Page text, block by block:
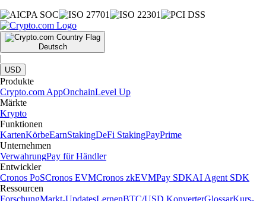
Deutsch
|
USD
Produkte
Crypto.com AppOnchainLevel Up
Märkte
Krypto
Funktionen
KartenKörbeEarnStakingDeFi StakingPayPrime
Unternehmen
VerwahrungPay für Händler
Entwickler
Cronos PoSCronos EVMCronos zkEVMPay SDKAI Agent SDK
Ressourcen
ForschungMarkt-UpdatesLernenBTC/USD KonverterGlossarKurs-